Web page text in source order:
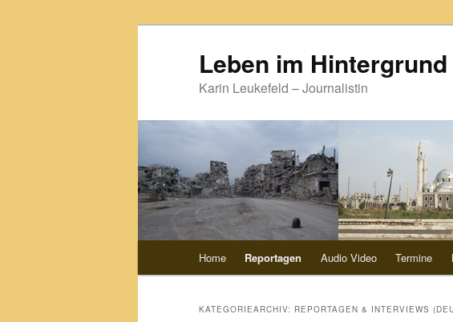
Leben im
Karin Leukefeld – Journalistin
Home Reportagen Audio Video Termine
KATEGORIEARCHIV: REPORTAGEN & INTERVIEWS